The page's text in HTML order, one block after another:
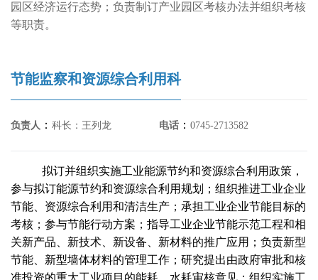
园区经济运行态势；负责制订产业园区考核办法并组织考核
等职责。
节能监察和资源综合利用科
负责人 ： 科长：王列龙 电话 ： 0745-2713582
拟订并组织实施工业能源节约和资源综合利用政策，
参与拟订能源节约和资源综合利用规划；组织推进工业企业
节能、资源综合利用和清洁生产；承担工业企业节能目标的
考核；参与节能行动方案；指导工业企业节能示范工程和相
关新产品、新技术、新设备、新材料的推广应用；负责新型
节能、新型墙体材料的管理工作；研究提出由政府审批和核
准投资的重大工业项目的能耗、水耗审核意见；组织实施工